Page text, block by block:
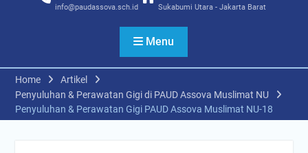
info@paudassova.sch.id
Sukabumi Utara - Jakarta Barat
Menu
Home
Artikel
Penyuluhan & Perawatan Gigi di PAUD Assova Muslimat NU
Penyuluhan & Perawatan Gigi PAUD Assova Muslimat NU-18